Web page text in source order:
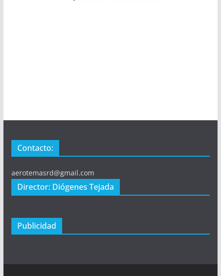
Contacto:
aerotemasrd@gmail.com
Director: Diógenes Tejada
Publicidad